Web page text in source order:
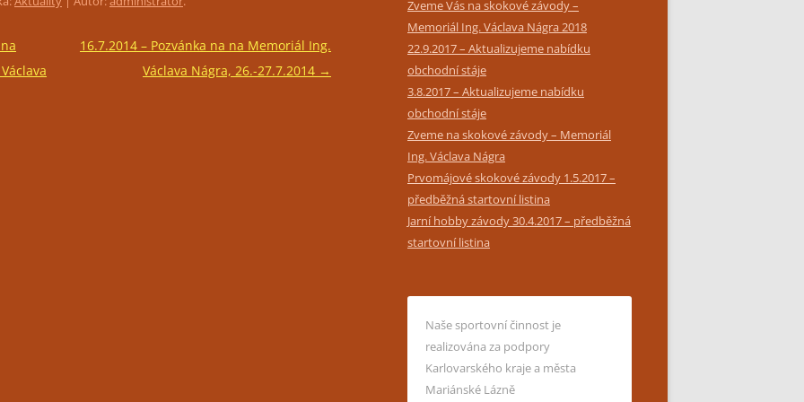
16.7.2014 – Pozvánka na na Memoriál Ing.
Václava Nágra, 26.-27.7.2014 →
Zveme Vás na skokové závody –
Memoriál Ing. Václava Nágra 2018
22.9.2017 – Aktualizujeme nabídku
obchodní stáje
3.8.2017 – Aktualizujeme nabídku
obchodní stáje
Zveme na skokové závody – Memoriál
Ing. Václava Nágra
Prvomájové skokové závody 1.5.2017 –
předběžná startovní listina
Jarní hobby závody 30.4.2017 – předběžná
startovní listina
Naše sportovní činnost je
realizována za podpory
Karlovarského kraje a města
Mariánské Lázně